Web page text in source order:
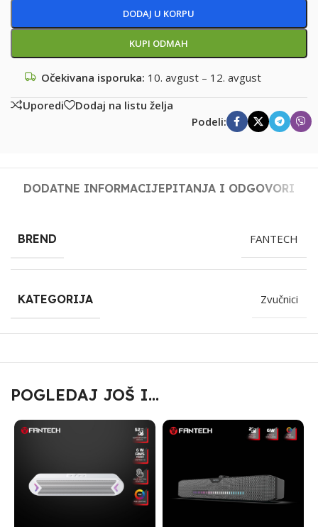
DODAJ U KORPU
KUPI ODMAH
Očekivana isporuka: 10. avgust – 12. avgust
Uporedi
Dodaj na listu želja
Podeli:
DODATNE INFORMACIJEPITANJA I ODGOVORI
BREND FANTECH
KATEGORIJA Zvučnici
POGLEDAJ JOŠ I...